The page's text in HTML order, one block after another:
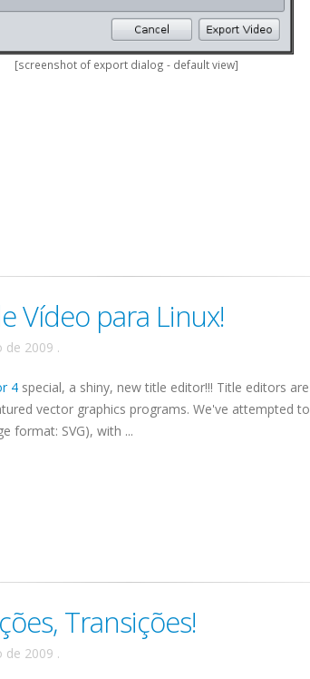
[screenshot of export dialog - default view]
Vídeo para Linux!
de 2009 .
4 special, a shiny, new title editor!!! Title editors
vector graphics programs. We've attempted
format: SVG), with ...
Transições!
de 2009 .